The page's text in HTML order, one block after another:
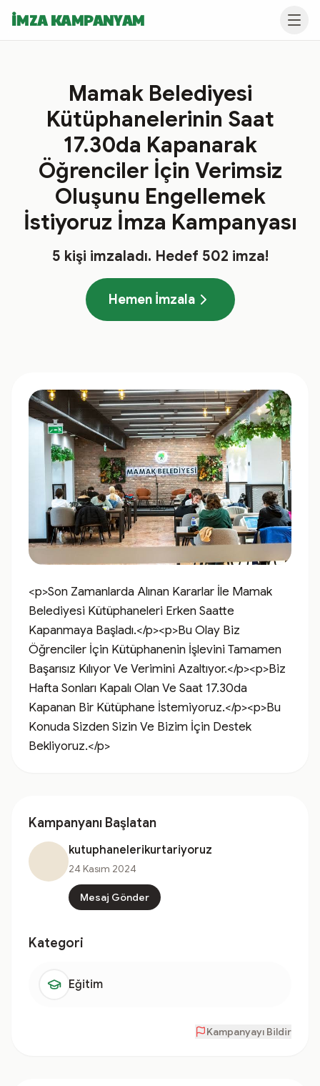
İMZA KAMPANYAM
Mamak Belediyesi
Kütüphanelerinin Saat
17.30da Kapanarak
Öğrenciler İçin Verimsiz
Oluşunu Engellemek
İstiyoruz İmza Kampanyası
5 kişi imzaladı. Hedef 502 imza!
Hemen İmzala
<p>Son Zamanlarda Alınan Kararlar İle Mamak
Belediyesi Kütüphaneleri Erken Saatte
Kapanmaya Başladı.</p><p>Bu Olay Biz
Öğrenciler İçin Kütüphanenin İşlevini Tamamen
Başarısız Kılıyor Ve Verimini Azaltıyor.</p><p>Biz
Hafta Sonları Kapalı Olan Ve Saat 17.30da
Kapanan Bir Kütüphane İstemiyoruz.</p><p>Bu
Konuda Sizden Sizin Ve Bizim İçin Destek
Bekliyoruz.</p>
Kampanyanı Başlatan
kutuphanelerikurtariyoruz
24 Kasım 2024
Mesaj Gönder
Kategori
Eğitim
Kampanyayı Bildir